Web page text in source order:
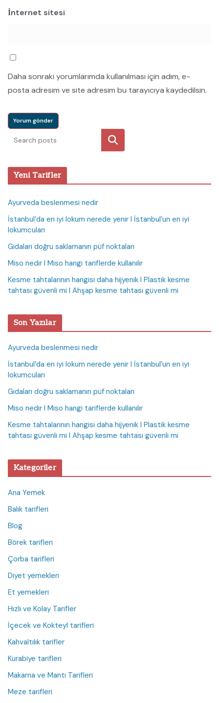
İnternet sitesi
Daha sonraki yorumlarımda kullanılması için adım, e-
posta adresim ve site adresim bu tarayıcıya kaydedilsin.
Ara
Yeni Tarifler
Ayurveda beslenmesi nedir
İstanbul’da en iyi lokum nerede yenir I İstanbul’un en iyi
lokumcuları
Gıdaları doğru saklamanın püf noktaları
Miso nedir I Miso hangi tariflerde kullanılır
Kesme tahtalarının hangisi daha hijyenik I Plastik kesme
tahtası güvenli mi I Ahşap kesme tahtası güvenli mi
Son Yazılar
Ayurveda beslenmesi nedir
İstanbul’da en iyi lokum nerede yenir I İstanbul’un en iyi
lokumcuları
Gıdaları doğru saklamanın püf noktaları
Miso nedir I Miso hangi tariflerde kullanılır
Kesme tahtalarının hangisi daha hijyenik I Plastik kesme
tahtası güvenli mi I Ahşap kesme tahtası güvenli mi
Kategoriler
Ana Yemek
Balık tarifleri
Blog
Börek tarifleri
Çorba tarifleri
Diyet yemekleri
Et yemekleri
Hızlı ve Kolay Tarifler
İçecek ve Kokteyl tarifleri
Kahvaltılık tarifler
Kurabiye tarifleri
Makarna ve Mantı Tarifleri
Meze tarifleri